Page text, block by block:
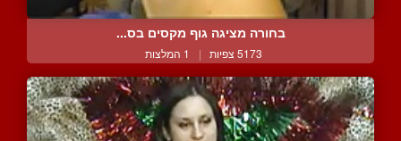
בחורה מציגה גוף מקסים בס...
5173 צפיות | 1 המלצות